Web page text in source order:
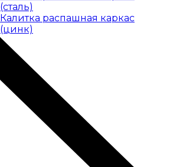
(сталь)
Калитка распашная каркас
(цинк)